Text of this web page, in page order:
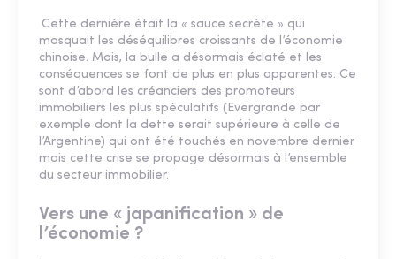
Cette dernière était la « sauce secrète » qui
masquait les déséquilibres croissants de l’économie
chinoise. Mais, la bulle a désormais éclaté et les
conséquences se font de plus en plus apparentes. Ce
sont d’abord les créanciers des promoteurs
immobiliers les plus spéculatifs (Evergrande par
exemple dont la dette serait supérieure à celle de
l’Argentine) qui ont été touchés en novembre dernier
mais cette crise se propage désormais à l’ensemble
du secteur immobilier.
Vers une « japanification » de
l’économie ?